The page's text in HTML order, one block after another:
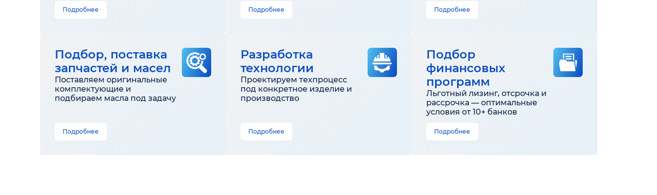
Подробнее Подробнее Подробнее
Подбор, поставка
запчастей и масел
Поставляем оригинальные
комплектующие и
подбираем масла под задачу
Подробнее
Разработка
технологии
Проектируем техпроцесс
под конкретное изделие и
производство
Подробнее
Подбор
финансовых
программ
Льготный лизинг, отсрочка и
рассрочка — оптимальные
условия от 10+ банков
Подробнее